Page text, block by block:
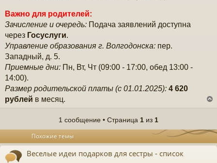
Важно для родителей:
Зачисление и очередь: Подача заявлений доступна
через Госуслуги.
Управление образования г. Волгодонска: пер.
Западный, д. 5.
Приемные дни: Пн, Вт, Чт (09:00 - 17:00, обед 13:00 -
14:00).
Размер родительской платы (с 01.01.2025): 4 620
рублей в месяц.
у
ь
1 сообщение • Страница 1 из 1
Похожие темы
Веселые идеи подарков для сестры - список